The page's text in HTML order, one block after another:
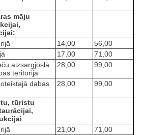
māju
14,00
56,00
17,00
71,00
aizsargjoslā
teritorijā
28,00 99,00
dabas
28,00 99,00
tūristu
21,00
71,00